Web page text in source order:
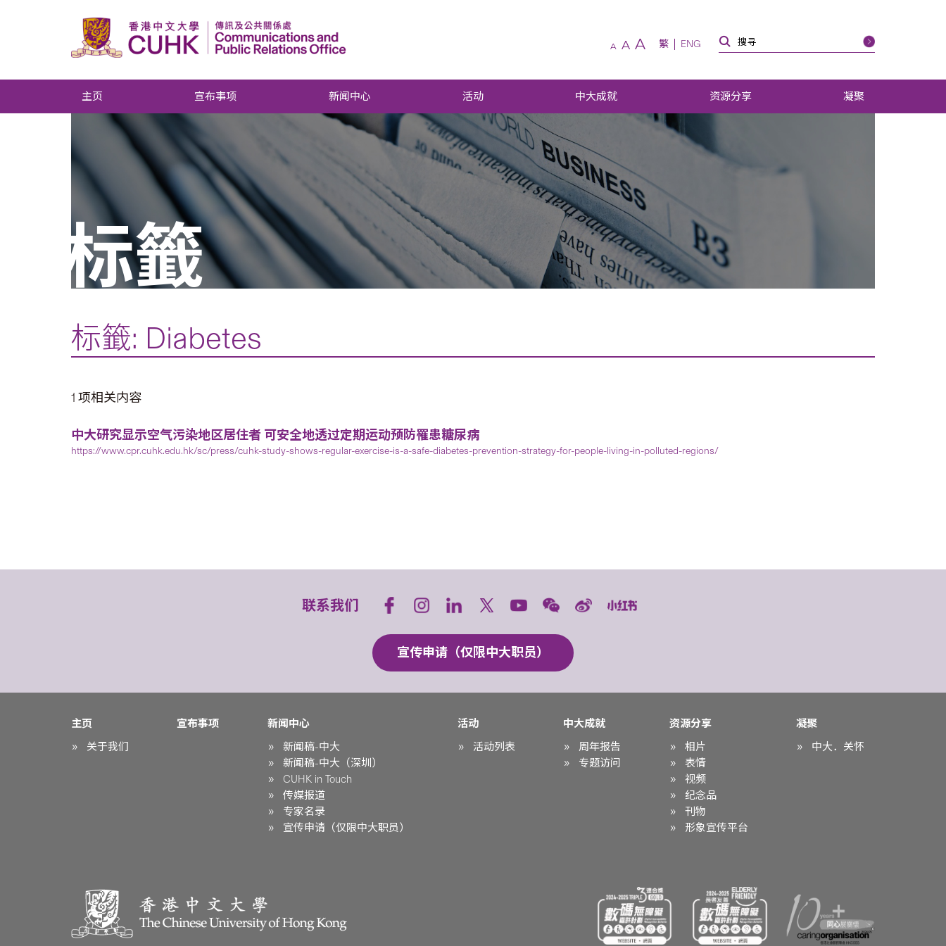
A A A 繁 ENG
主页 宣布事项 新闻中心 活动 中大成就 资源分享 凝聚
标籤
标籤: Diabetes
1 项相关内容
中大研究显示空气污染地区居住者 可安全地透过定期运动预防罹患糖尿病
https://www.cpr.cuhk.edu.hk/sc/press/cuhk-study-shows-regular-exercise-is-a-safe-diabetes-prevention-strategy-for-people-living-in-polluted-regions/
联系我们
宣传申请（仅限中大职员）
主页
关于我们
宣布事项
新闻中心
新闻稿-中大
新闻稿-中大（深圳）
CUHK in Touch
传媒报道
专家名录
宣传申请（仅限中大职员）
活动
活动列表
中大成就
周年报告
专题访问
资源分享
相片
表情
视频
纪念品
刊物
形象宣传平台
凝聚
中大．关怀